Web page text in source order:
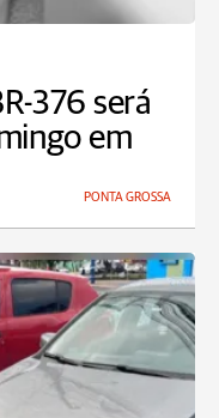
376 será
em
PONTA GROSSA